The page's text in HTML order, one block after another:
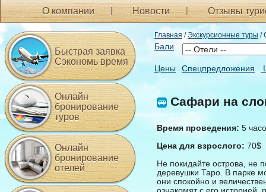
О компании Новости Отзывы
Главная /Экскурсионные туры /
Бали
Цены Спецпредложения
Cафари на
Время проведения: 5
Цена для взрослого: 70$
Не покидайте острова, не
деревушки Таро. В парке
они спокойно и
Быстрая заявка
Сэкономь время
Онлайн
бронирование
туров
Онлайн
бронирование
отелей